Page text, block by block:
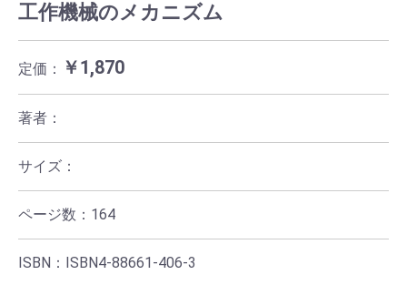
工作機械のメカニズム
定価： ￥1,870
著者：
サイズ：
ページ数：164
ISBN：ISBN4-88661-406-3